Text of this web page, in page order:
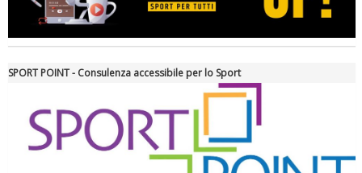
La formazione Uisp rallenta ma prosegue anche in estate
SPORT POINT - Consulenza accessibile per lo Sport